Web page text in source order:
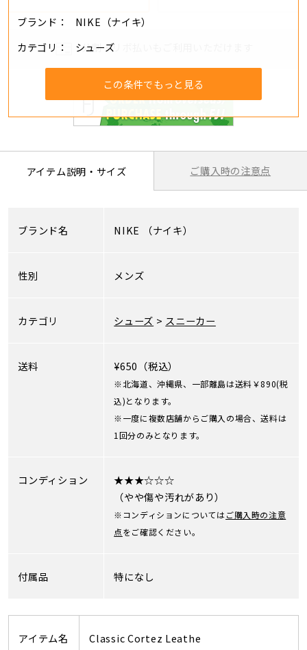
ブランド
NIKE（ナイキ）
カテゴリ
シューズ
この条件でもっと見る
分割・リボ払いもご利用いただけます
アイテム説明・サイズ ご購入時の注意点
ブランド名 NIKE （ナイキ）
性別 メンズ
カテゴリ シューズ > スニーカー
送料 ¥650（税込）
※北海道、沖縄県、一部離島は送料￥890(税
込)となります。
※一度に複数店舗からご購入の場合、送料は
1回分のみとなります。
コンディション
★★★☆☆☆
（やや傷や汚れがあり）
※コンディションについてはご購入時の注意
点をご確認ください。
付属品 特になし
アイテム名 Classic Cortez Leathe